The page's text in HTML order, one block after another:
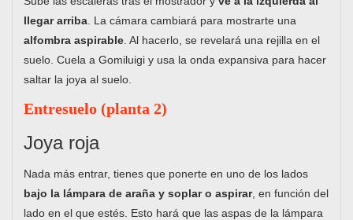
llegar arriba. La cámara cambiará para mostrarte una
alfombra aspirable. Al hacerlo, se revelará una rejilla en el
suelo. Cuela a Gomiluigi y usa la onda expansiva para hacer
saltar la joya al suelo.
Entresuelo (planta 2)
Joya roja
Nada más entrar, tienes que ponerte en uno de los lados
bajo la lámpara de araña y soplar o aspirar, en función del
lado en el que estés. Esto hará que las aspas de la lámpara